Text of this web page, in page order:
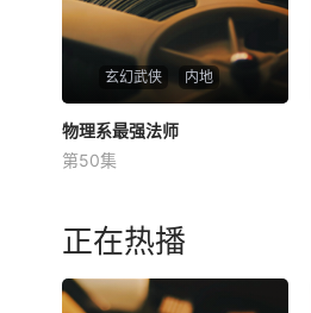
玄幻武侠 内地
物理系最强法师
未知
物理系最强法师
第50集
正在热播